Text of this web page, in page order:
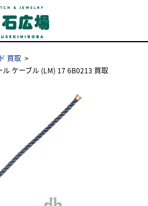
買取
ル ケーブル (LM) 17 6B0213 買取